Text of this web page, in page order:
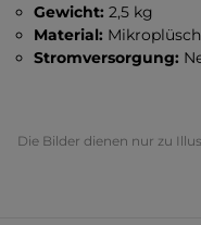
Gewicht:2,5 kg
Material: Mikroplüsch
Stromversorgung:
Die Bilder dienen nur zu